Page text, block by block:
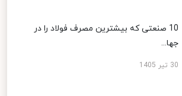
10 صنعتی که بیشترین مصرف فولاد را در
جها...
30 تیر 1405